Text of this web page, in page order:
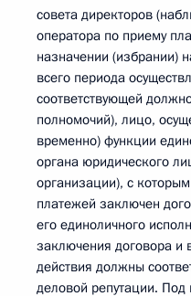
совета директоров
оператора по приему
назначении (избрании)
всего периода
соответствующей
полномочий), лицо,
временно) функции
органа юридического
организации), с
платежей заключен
его единоличного
заключения договора и
действия должны
деловой репутации. Под